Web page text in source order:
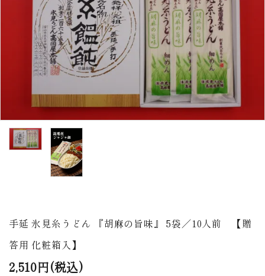
ACCOUNT MENU
ようこそ ゲスト 様
ログイン person 新規会員登録
価格から探す
ご利用ガイド
プライバシーポリシー
お問い合わせ
ページ一覧
手延 氷見糸うどん 『胡麻の旨味』 5袋／10人前 【贈
答用 化粧箱入】
2,510円(税込)